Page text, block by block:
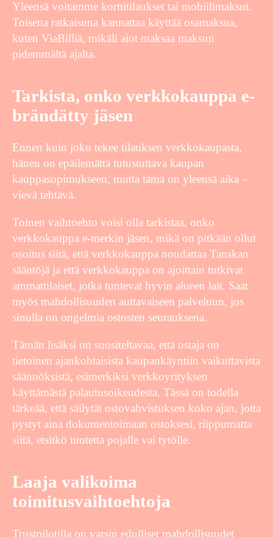
Yleensä voitamme korttitilaukset tai mobiilimaksut.
Toisena ratkaisuna kannattaa käyttää osamaksua,
kuten ViaBilliä, mikäli aiot maksaa maksun
pidemmältä ajalta.
Tarkista, onko verkkokauppa e-
brändätty jäsen
Ennen kuin joku tekee tilauksen verkkokaupasta,
hänen on epäilemättä tutustuttava kaupan
kauppasopimukseen, mutta tämä on yleensä aika –
vievä tehtävä.
Toinen vaihtoehto voisi olla tarkistaa, onko
verkkokauppa e-merkin jäsen, mikä on pitkään ollut
osoitus siitä, että verkkokauppa noudattaa Tanskan
sääntöjä ja että verkkokauppa on ajoittain tutkivat
ammattilaiset, jotka tuntevat hyvin alueen lait. Saat
myös mahdollisuuden auttavaiseen palveluun, jos
sinulla on ongelmia ostosten seurauksena.
Tämän lisäksi on suositeltavaa, että ostaja on
tietoinen ajankohtaisista kaupankäyntiin vaikuttavista
säännöksistä, esimerkiksi verkkoyrityksen
käyttämästä palautusoikeudesta. Tässä on todella
tärkeää, että säilytät ostovahvistuksen koko ajan, jotta
pystyt aina dokumentoimaan ostoksesi, riippumatta
siitä, etsitkö tuotetta pojalle vai tytölle.
Laaja valikoima
toimitusvaihtoehtoja
Trustpilotilla on varsin edulliset mahdollisuudet